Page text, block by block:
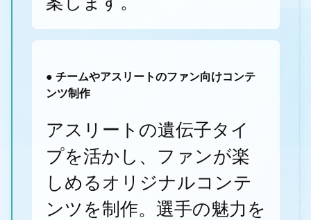
● チームやアスリートのファン向けコンテ
ンツ制作
アスリートの遺伝子タイ
プを活かし、ファンが楽
しめるオリジナルコンテ
ンツを制作。選手の魅力を